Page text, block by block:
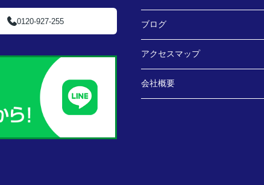
0120-927-255 ブログ
アクセスマップ
会社概要